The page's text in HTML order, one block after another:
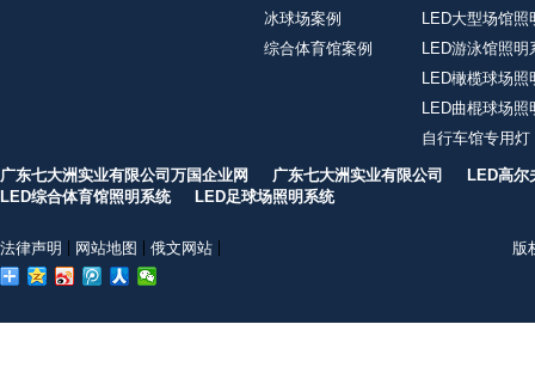
冰球场案例
综合体育馆案例
LED大型场馆照
LED游泳馆照明
LED橄榄球场照
LED曲棍球场照
自行车馆专用灯
广东七大洲实业有限公司万国企业网 广东七大洲实业有限公司
LED高尔
LED综合体育馆照明系统
LED足球场照明系统
法律声明 网站地图 俄文网站 版